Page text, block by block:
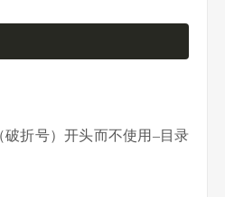
折号）开头而不使用–目录